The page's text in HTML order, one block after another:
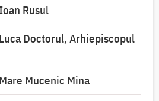
Rusul
Doctorul, Arhiepiscopul
Mucenic Mina